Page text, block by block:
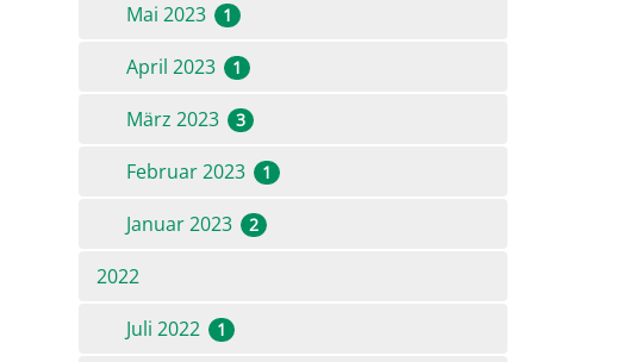
Mai 2023 1
April 2023 1
März 2023 3
Februar 2023 1
Januar 2023 2
2022
Juli 2022
1